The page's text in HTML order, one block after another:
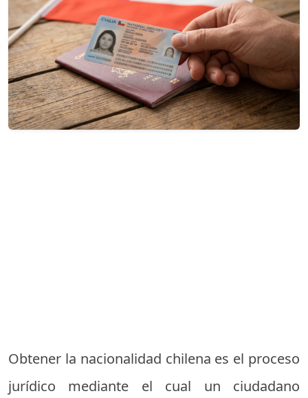
Obtener la nacionalidad chilena es el proceso
jurídico mediante el cual un ciudadano